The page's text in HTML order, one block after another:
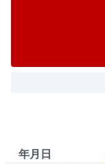
年月日